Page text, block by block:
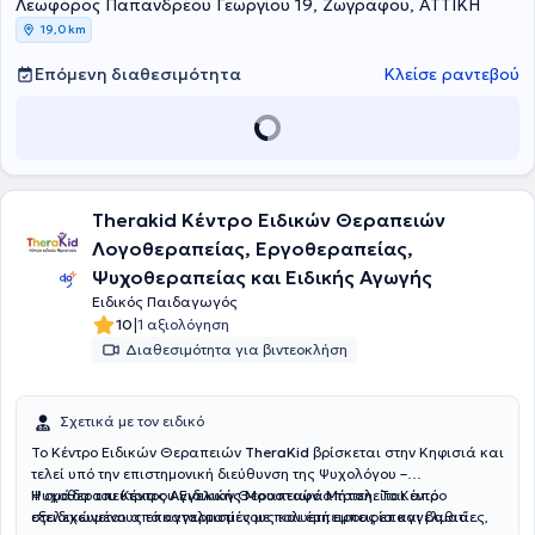
δυνατοτήτων τους. Βρίσκονται συνεχώς σε εγρήγορση και
ανανεώνουν τις μεθόδους διδασκαλίας τους, αλλά και εκτέλεσης
πιο σύγχρονα και ελεγμένα πρότυπα.
Λεωφόρος Παπανδρέου Γεωργίου 19, Ζωγράφου, ΑΤΤΙΚΗ
19,0 km
Επόμενη διαθεσιμότητα Κλείσε ραντεβού
Therakid Κέντρο Ειδικών Θεραπειών
Λογοθεραπείας, Εργοθεραπείας,
Ψυχοθεραπείας και Ειδικής Αγωγής
Ειδικός Παιδαγωγός
10|1 αξιολόγηση
Διαθεσιμότητα για βιντεοκλήση
Σχετικά με τον ειδικό
Το Κέντρο Ειδικών Θεραπειών TheraKid βρίσκεται στην Κηφισιά και
τελεί υπό την επιστημονική διεύθυνση της Ψυχολόγου –
ΨυχοθεραπεύτριαςΑγγελικής Μουσταφά Μήτση. Το Κέντρο
στελεχώνεται από καταρτισμένους και έμπειρους επαγγελματίες,
Η ομάδα του Κέντρου Ειδικών Θεραπειών αποτελείται από
εξειδικευμένους επαγγελματίες με πολυετή εμπειρία και βαθιά